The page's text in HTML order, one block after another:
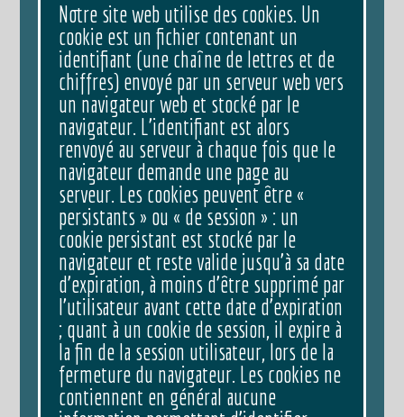
Notre site web utilise des cookies. Un
cookie est un fichier contenant un
identifiant (une chaîne de lettres et de
chiffres) envoyé par un serveur web vers
un navigateur web et stocké par le
navigateur. L’identifiant est alors
renvoyé au serveur à chaque fois que le
navigateur demande une page au
serveur. Les cookies peuvent être «
persistants » ou « de session » : un
cookie persistant est stocké par le
navigateur et reste valide jusqu’à sa date
d’expiration, à moins d’être supprimé par
l’utilisateur avant cette date d’expiration
; quant à un cookie de session, il expire à
la fin de la session utilisateur, lors de la
fermeture du navigateur. Les cookies ne
contiennent en général aucune